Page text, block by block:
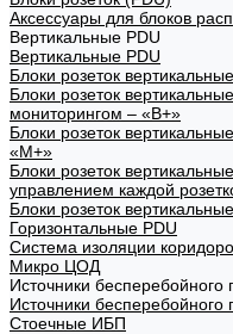
Аксессуары для блоков
Вертикальные PDU
Вертикальные PDU
Блоки розеток
Блоки розеток
мониторингом – «В+»
Блоки розеток
«М+»
Блоки розеток
управлением каждой
Блоки розеток
Горизонтальные PDU
Система изоляции
Микро ЦОД
Источники бесперебойного
Источники бесперебойного
Стоечные ИБП